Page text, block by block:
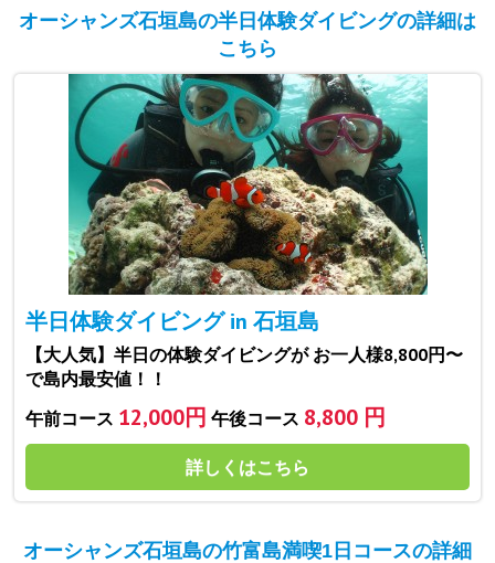
オーシャンズ石垣島の半日体験ダイビングの詳細は
こちら
半日体験ダイビング in 石垣島
【大人気】半日の体験ダイビングが お一人様8,800円〜
で島内最安値！！
午前コース 12,000円 午後コース 8,800 円
詳しくはこちら
オーシャンズ石垣島の竹富島満喫1日コースの詳細